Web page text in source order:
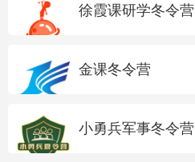
徐霞课研学冬令营
金课冬令营
小勇兵军事冬令营